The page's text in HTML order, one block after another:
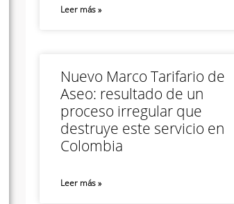
Leer más »
Nuevo Marco Tarifario de
Aseo: resultado de un
proceso irregular que
destruye este servicio en
Colombia
Leer más »